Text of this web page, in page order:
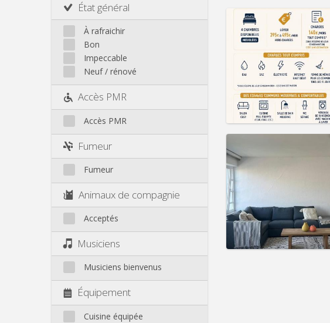
État général
À rafraichir
Bon
Impeccable
Neuf / rénové
Accès PMR
Accès PMR
Fumeur
Fumeur
Animaux de compagnie
Acceptés
Musiciens
Musiciens bienvenus
Équipement
Cuisine équipée
Infos Pratiques
Loyer:395 €
Charges: 140 €
Durée:12 mois
Domiciliation:Non
Infos Pratiques
Loyer:450 €
Domiciliation: